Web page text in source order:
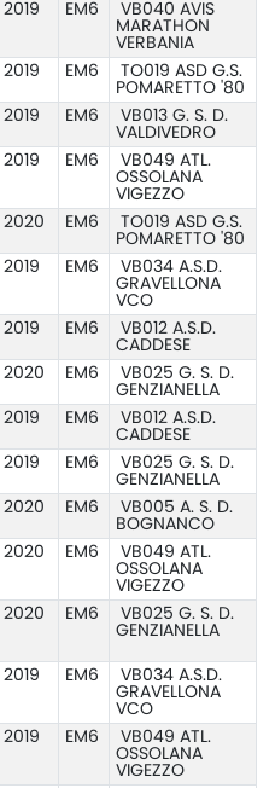
2019 EM6
VB040 AVIS
MARATHON
VERBANIA
2019 EM6
TO019 ASD G.S.
POMARETTO '80
2019 EM6
VB013 G. S. D.
VALDIVEDRO
2019 EM6
VB049 ATL.
OSSOLANA
VIGEZZO
2020 EM6
TO019 ASD G.S.
POMARETTO '80
2019 EM6
VB034 A.S.D.
GRAVELLONA
VCO
2019 EM6
VB012 A.S.D.
CADDESE
2020 EM6
VB025 G. S. D.
GENZIANELLA
2019 EM6
VB012 A.S.D.
CADDESE
2019 EM6
VB025 G. S. D.
GENZIANELLA
2020 EM6
VB005 A. S. D.
BOGNANCO
2020 EM6
VB049 ATL.
OSSOLANA
VIGEZZO
2020 EM6
VB025 G. S. D.
GENZIANELLA
2019 EM6
VB034 A.S.D.
GRAVELLONA
VCO
2019 EM6
VB049 ATL.
OSSOLANA
VIGEZZO